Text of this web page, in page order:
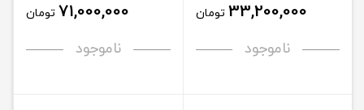
33,200,000 تومان
ناموجود
71,000,000 تومان
ناموجود